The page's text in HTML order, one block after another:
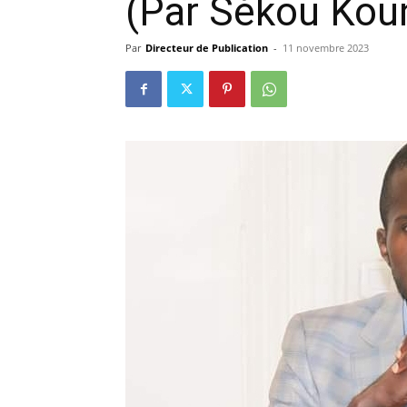
(Par Sékou
Par Directeur de Publication - 11 novembre 2023